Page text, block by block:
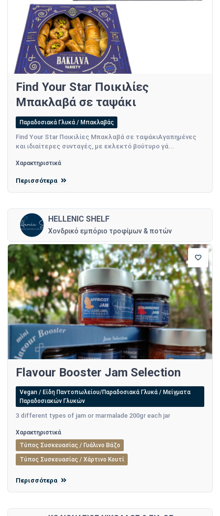
Find Your Star Ποικιλίες
Μπακλαβά σε ταψάκι
Παραδοσιακά Γλυκά / Μπακλαβάς
Find Your Star Ποικιλίες Μπακλαβά σε ταψάκιΑγαπημένες
και ιδιαίτερες συνταγές, με εκλεκτό βούτυρο γά...
Χαρακτηριστικά
Περισσότερα
HELLENIC SHELF
Χονδρικό εμπόριο τροφίμων & ποτών
Flavour Booster Jam Selection
Vegan / Είδη Παντοπωλείου/Παραδοσιακά Γλυκά / Μείγματα
Παραδοσιακών Γλυκών
3 different types of jam or marmalade 200gr each jar
Χαρακτηριστικά
Τύπος Συσκευασίας / Γυάλινο Βάζο
Τύπος Συσκευασίας / Χάρτινο Κουτί
Περισσότερα